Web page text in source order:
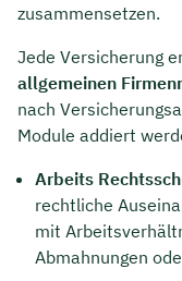
zusammensetzen.
Jede Versicherung
allgemeinen
nach
Module addiert
Arbeits
rechtliche
mit
Abmahnungen